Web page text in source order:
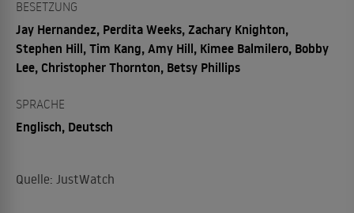
BESETZUNG
Jay Hernandez, Perdita Weeks, Zachary Knighton,
Stephen Hill, Tim Kang, Amy Hill, Kimee Balmilero, Bobby
Lee, Christopher Thornton, Betsy Phillips
SPRACHE
Englisch, Deutsch
Quelle: JustWatch